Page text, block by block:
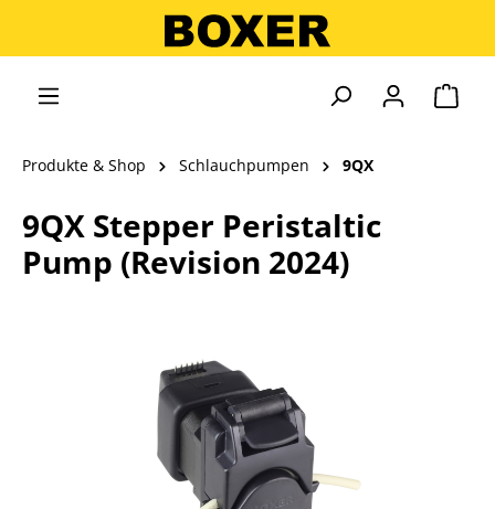
Produkte & Shop Schlauchpumpen 9QX
9QX Stepper Peristaltic
Pump (Revision 2024)